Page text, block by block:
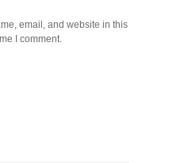
email, and website in this
I comment.